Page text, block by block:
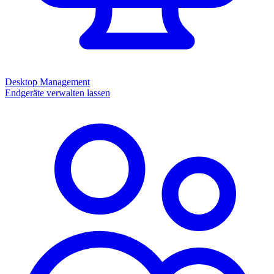
Desktop Management
Endgeräte verwalten lassen